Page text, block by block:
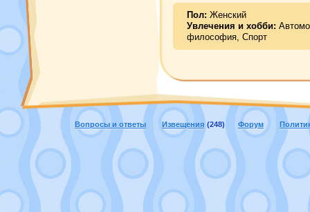
Пол: Женский
Увлечения и хобби:
философия, Спорт
Вопросы и ответы Извещения (248) Форум